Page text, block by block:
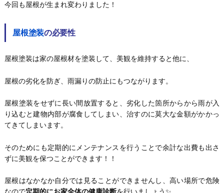
今回も屋根が生まれ変わりました！
屋根塗装の必要性
屋根塗装は家の屋根材を塗装して、美観を維持すると他に、
屋根の劣化を防ぎ、雨漏りの防止にもつながります。
屋根塗装をせずに長い間放置すると、劣化した箇所からから雨が入
り込むと建物内部が腐食してしまい、治すのに莫大な金額がかかっ
てきてしまいます。
そのためにも定期的にメンテナンスを行うことで余計な出費も出さ
ずに美観を保つことができます！！
屋根はなかなか自分では見ることができませんし、高い場所で危険